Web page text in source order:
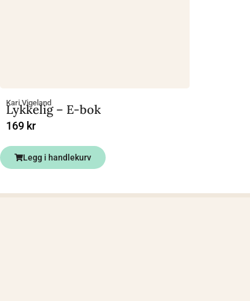
Kari Vigeland
Lykkelig – E-bok
169 kr
Legg i handlekurv